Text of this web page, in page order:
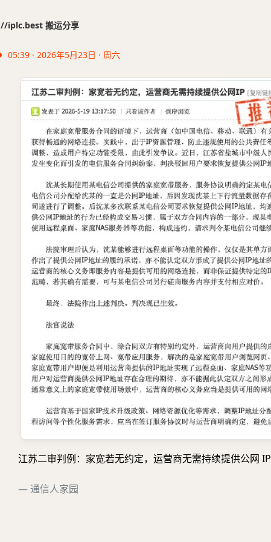
//iplc.best 搬运分享
05:39 · 2026年5月23日 · 周六
江苏二审判例：家宽若无约定，运营商无需持续提供公网 IP
— 通信人家园